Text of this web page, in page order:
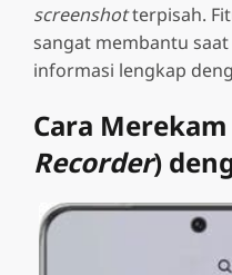
screenshotterpisah.
sangat membantu
informasi lengkap
Cara
Recorder)